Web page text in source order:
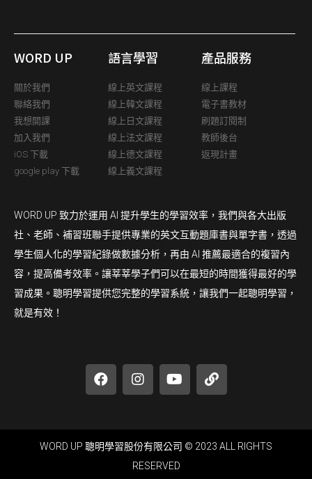
WORD UP
關於我們
聯絡我們
我想開課
加入我們
iOS 下載
google play 下載
語言學習
線上英文課程
線上韓文課程
線上日文課程
線上法文課程
線上德文課程
線上義文課程
產品服務
線上課程
電子書教材
刷題訂閱制
教師後台
返現計畫
WORD UP 致力於運用 AI 提升學生的學習效率，我們與各大出版
社、老師、補習班聯手提供專業的英文互動題庫書與單字書，透過
學生個人化的學習紀錄做數據分析，再由 AI 推薦最適合的複習內
容，提高備考效率。讓莘莘學子們可以在最短的時間獲得最好的學
習成果。聰明學習提供您完整的學習系統，讓我們一起聰明學習，
就是有效！
WORD UP 聰明學習股份有限公司 © 2023 ALL RIGHTS
RESERVED​